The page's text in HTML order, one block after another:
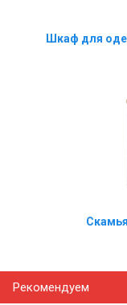
Шкаф для
Рекомендуем